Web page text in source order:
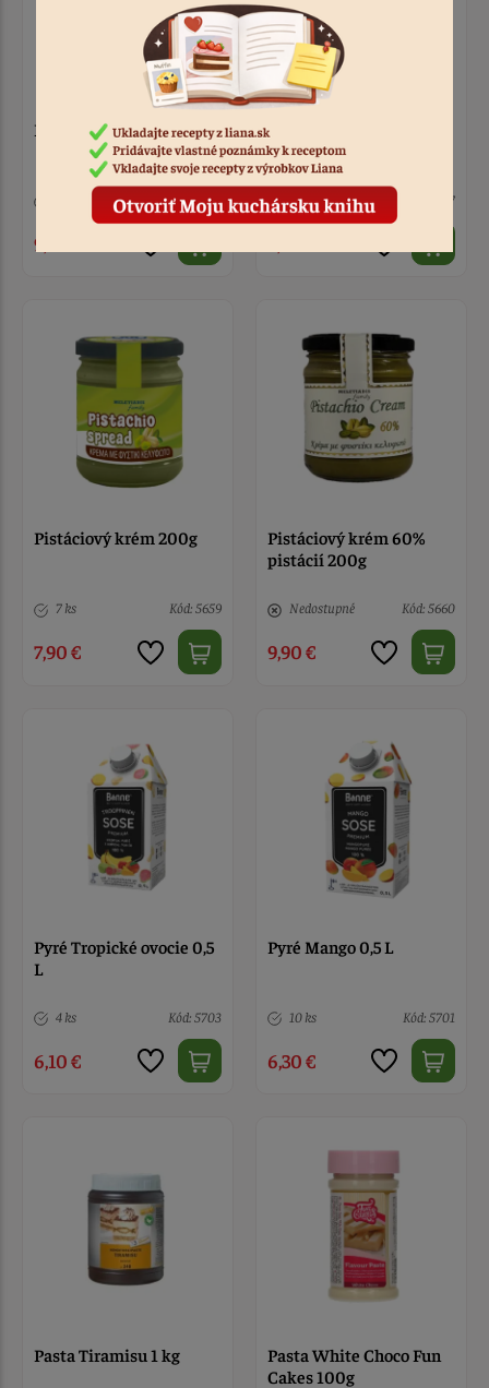
Pyré Marakuja 0,5 L
Kód: 5918
9,10 €
Pyré Čučoriedka 0,5 L
6 ks Kód: 5917
Pistáciový krém 200g
7 ks Kód: 5659
7,90 €
Pistáciový krém 60%
pistácií 200g
Nedostupné Kód: 5660
9,90 €
Pyré Tropické ovocie 0,5
L
4 ks Kód: 5703
6,10 €
Pyré Mango 0,5 L
10 ks Kód: 5701
6,30 €
Pasta Tiramisu 1 kg
Pasta White Choco Fun
Cakes 100g